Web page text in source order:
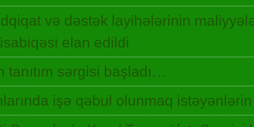
və dəstək layihələrinin
elan edildi
tanıtım sərgisi başladı…
işə qəbul olunmaq